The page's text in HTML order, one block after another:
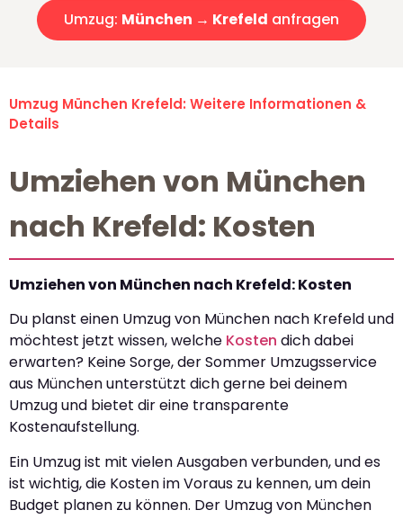
Umzug: München → Krefeld anfragen
Umzug München Krefeld: Weitere Informationen &
Details
Umziehen von München
nach Krefeld: Kosten
Umziehen von München nach Krefeld: Kosten
Du planst einen Umzug von München nach Krefeld und
möchtest jetzt wissen, welche Kosten dich dabei
erwarten? Keine Sorge, der Sommer Umzugsservice
aus München unterstützt dich gerne bei deinem
Umzug und bietet dir eine transparente
Kostenaufstellung.
Ein Umzug ist mit vielen Ausgaben verbunden, und es
ist wichtig, die Kosten im Voraus zu kennen, um dein
Budget planen zu können. Der Umzug von München